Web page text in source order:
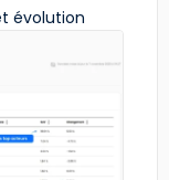
évolution